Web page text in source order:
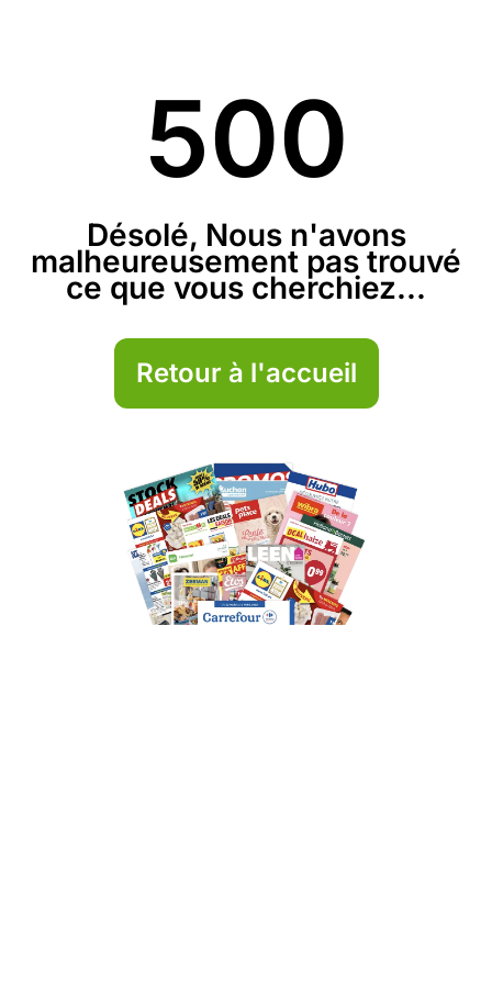
500
Désolé, Nous n'avons
malheureusement pas trouvé
ce que vous cherchiez...
Retour à l'accueil